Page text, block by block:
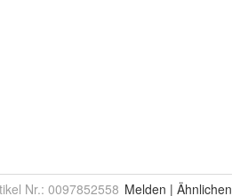
Nr.: 0097852558 Melden | Ähnlichen